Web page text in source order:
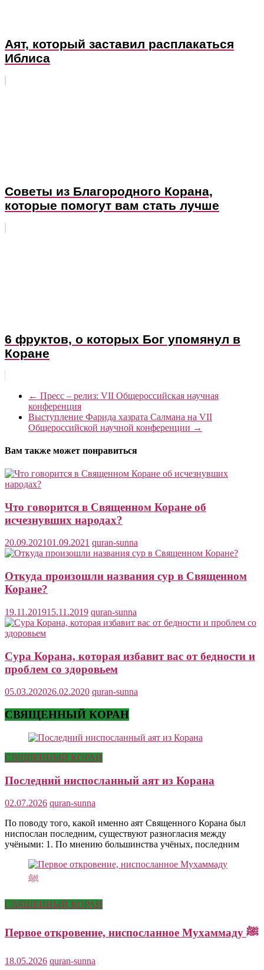
Аят, который заставил расплакаться
Иблиса
Советы из Благородного Корана,
которые помогут вам стать лучше
6 фруктов, о которых Бог упомянул в
Коране
← Пресс – релиз: VII Общероссийская научная
конференция
Выступление Фарида хазрата Салмана на VII
Общероссийской научной конференции →
Вам также может понравиться
Что говорится в Священном Коране об
исчезнувших народах?
20.09.202101.09.2021 quran-sunna
Откуда произошли названия сур в Священном
Коране?
19.11.201915.11.2019 quran-sunna
Сура Корана, которая избавит вас от бедности и
проблем со здоровьем
05.03.202026.02.2020 quran-sunna
СВЯЩЕННЫЙ КОРАН
СВЯЩЕННЫЙ КОРАН
Последний ниспосланный аят из Корана
02.07.2026 quran-sunna
По поводу того, какой именно аят Священного Корана был
ниспослан последним, существуют разногласия между
учёными: 1. По мнению большинства учёных, последним
СВЯЩЕННЫЙ КОРАН
Первое откровение, ниспосланное Мухаммаду ﷺ
18.05.2026 quran-sunna